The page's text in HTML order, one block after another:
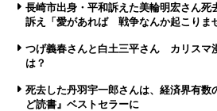
長崎市出身・平和訴えた美輪明宏さん
訴え「愛があれば 戦争なんか起こりま
つげ義春さんと白土三平さん カリスマ
は？
死去した丹羽宇一郎さんは、経済界有
ど読書』ベストセラーに